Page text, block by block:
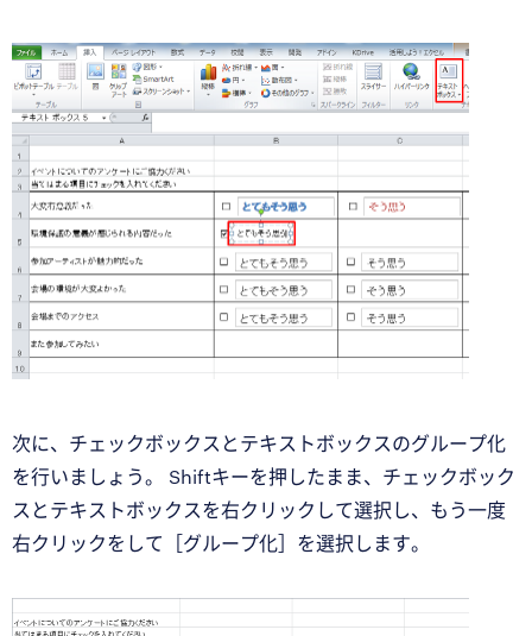
次に、チェックボックスとテキストボックスのグループ化
を行いましょう。 Shiftキーを押したまま、チェックボック
スとテキストボックスを右クリックして選択し、もう一度
右クリックをして［グループ化］を選択します。